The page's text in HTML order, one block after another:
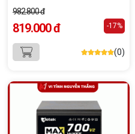
982.800 đ
819.000 đ -17%
(0)